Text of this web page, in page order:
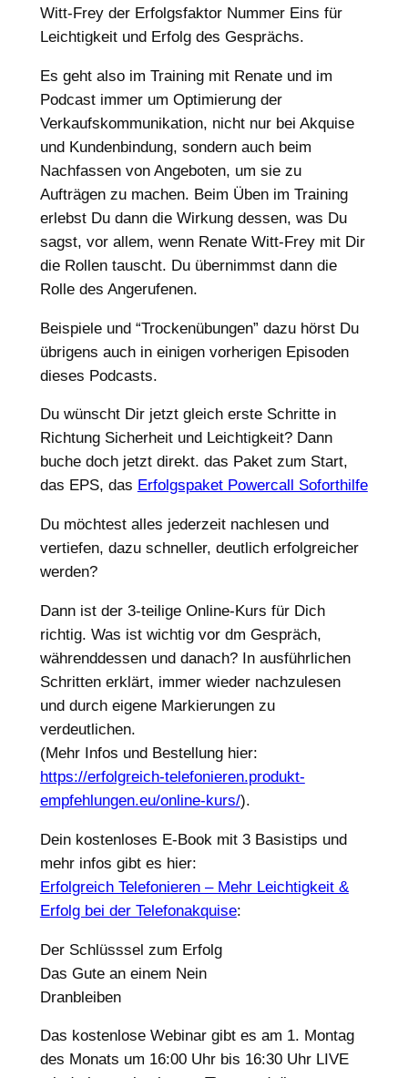
Witt-Frey der Erfolgsfaktor Nummer Eins für
Leichtigkeit und Erfolg des Gesprächs.
Es geht also im Training mit Renate und im
Podcast immer um Optimierung der
Verkaufskommunikation, nicht nur bei Akquise
und Kundenbindung, sondern auch beim
Nachfassen von Angeboten, um sie zu
Aufträgen zu machen. Beim Üben im Training
erlebst Du dann die Wirkung dessen, was Du
sagst, vor allem, wenn Renate Witt-Frey mit Dir
die Rollen tauscht. Du übernimmst dann die
Rolle des Angerufenen.
Beispiele und “Trockenübungen” dazu hörst Du
übrigens auch in einigen vorherigen Episoden
dieses Podcasts.
Du wünscht Dir jetzt gleich erste Schritte in
Richtung Sicherheit und Leichtigkeit? Dann
buche doch jetzt direkt. das Paket zum Start,
das EPS, das Erfolgspaket Powercall Soforthilfe
Du möchtest alles jederzeit nachlesen und
vertiefen, dazu schneller, deutlich erfolgreicher
werden?
Dann ist der 3-teilige Online-Kurs für Dich
richtig. Was ist wichtig vor dm Gespräch,
währenddessen und danach? In ausführlichen
Schritten erklärt, immer wieder nachzulesen
und durch eigene Markierungen zu
verdeutlichen.
(Mehr Infos und Bestellung hier:
https://erfolgreich-telefonieren.produkt-
empfehlungen.eu/online-kurs/).
Dein kostenloses E-Book mit 3 Basistips und
mehr infos gibt es hier:
Erfolgreich Telefonieren – Mehr Leichtigkeit &
Erfolg bei der Telefonakquise:
Der Schlüsssel zum Erfolg
Das Gute an einem Nein
Dranbleiben
Das kostenlose Webinar gibt es am 1. Montag
des Monats um 16:00 Uhr bis 16:30 Uhr LIVE